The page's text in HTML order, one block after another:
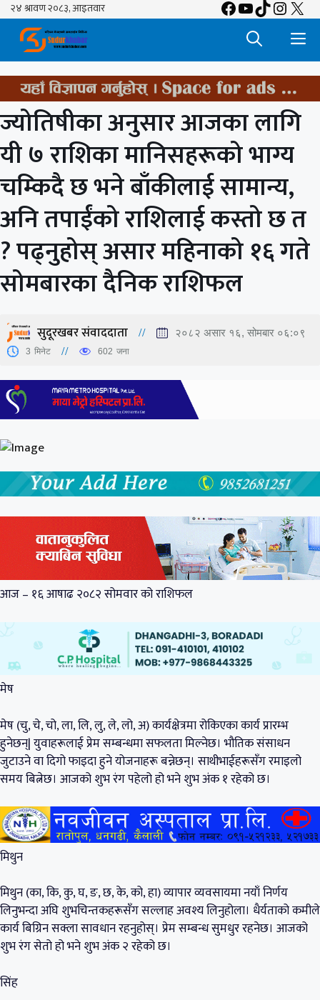
Skip
content
Facebook
YouTube
TikTok
X
ज्योतिषीका अनुसार आजका लागि
यी ७ राशिका मानिसहरूको भाग्य
चम्किदै छ भने बाँकीलाई सामान्य,
अनि तपाईंको राशिलाई कस्तो छ त
? पढ्नुहोस् असार महिनाको १६ गते
सोमबारका दैनिक राशिफल
सुदूरखबर संवाददाता २०८२ असार १६, सोमबार ०६:०९
3 मिनेट 602 जना
आज – १६ आषाढ २०८२ सोमवार को राशिफल
मेष
मेष (चु, चे, चो, ला, लि, लु, ले, लो, अ) कार्यक्षेत्रमा रोकिएका कार्य प्रारम्भ
हुनेछन्| युवाहरूलाई प्रेम सम्बन्धमा सफलता मिल्नेछ। भौतिक संसाधन
जुटाउने वा दिगो फाइदा हुने योजनाहरू बन्नेछन्। साथीभाईहरूसँग रमाइलो
समय बित्नेछ। आजको शुभ रंग पहेलो हो भने शुभ अंक १ रहेको छ।
मिथुन
मिथुन (का, कि, कु, घ, ङ, छ, के, को, हा) व्यापार व्यवसायमा नयाँ निर्णय
लिनुभन्दा अघि शुभचिन्तकहरूसँग सल्लाह अवश्य लिनुहोला। धैर्यताको कमीले
कार्य बिग्रिन सक्ला सावधान रहनुहोस्। प्रेम सम्बन्ध सुमधुर रहनेछ। आजको
शुभ रंग सेतो हो भने शुभ अंक २ रहेको छ।
सिंह